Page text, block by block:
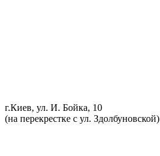
г.Киев, ул. И. Бойка, 10
(на перекрестке с ул. Здолбуновской)